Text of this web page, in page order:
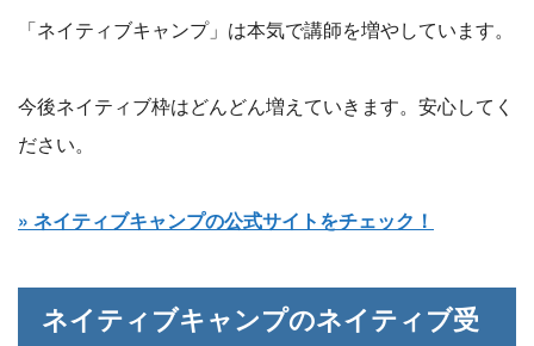
「ネイティブキャンプ」は本気で講師を増やしています。
今後ネイティブ枠はどんどん増えていきます。安心してく
ださい。
» ネイティブキャンプの公式サイトをチェック！
ネイティブキャンプのネイティブ受